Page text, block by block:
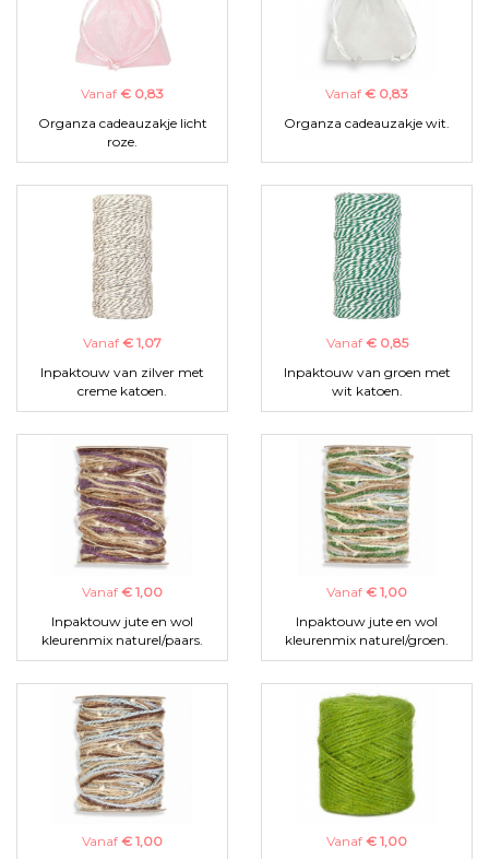
Vanaf € 0,83
Organza cadeauzakje licht
roze.
Vanaf € 0,83
Organza cadeauzakje wit.
Vanaf € 1,07
Inpaktouw van zilver met
creme katoen.
Vanaf € 0,85
Inpaktouw van groen met
wit katoen.
Vanaf € 1,00
Inpaktouw jute en wol
kleurenmix naturel/paars.
Vanaf € 1,00
Inpaktouw jute en wol
kleurenmix naturel/groen.
Vanaf € 1,00 Vanaf € 1,00